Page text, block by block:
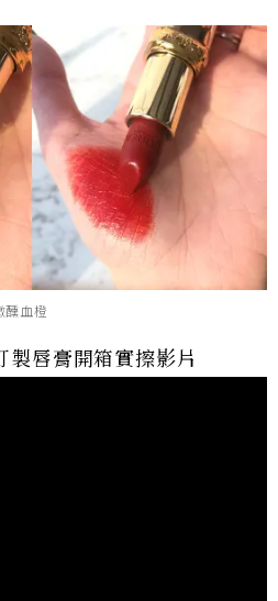
醺血橙
唇膏開箱實擦影片